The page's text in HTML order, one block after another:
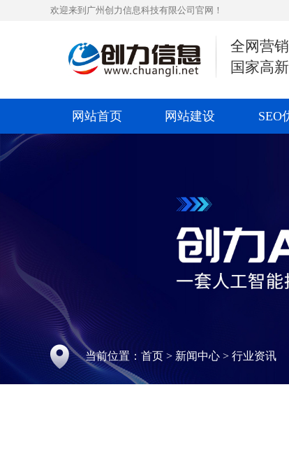
欢迎来到广州创力信息科技有限公司官网！
全网营
国家高
网站首页 网站建设 SEO
当前位置： 首页 > 新闻中心 > 行业资讯